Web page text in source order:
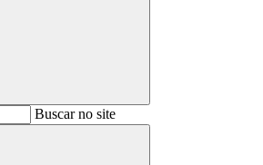
BuscarBuscar no site